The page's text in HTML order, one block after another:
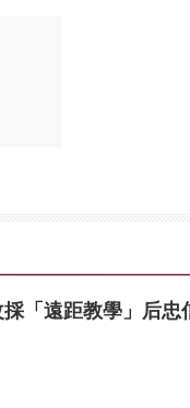
「遠距教學」后忠